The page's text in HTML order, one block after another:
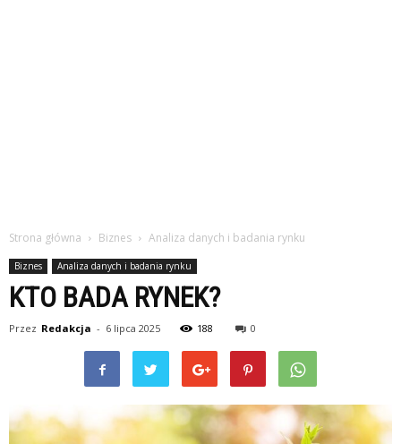
Strona główna Biznes Analiza danych i badania rynku
Biznes Analiza danych i badania rynku
KTO BADA RYNEK?
Przez Redakcja - 6 lipca 2025 188 0